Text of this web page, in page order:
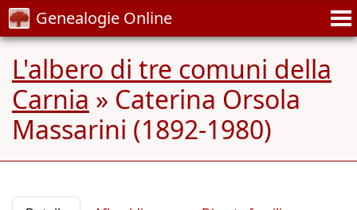
Genealogie Online
L'albero di tre comuni della
Carnia » Caterina Orsola
Massarini (1892-1980)